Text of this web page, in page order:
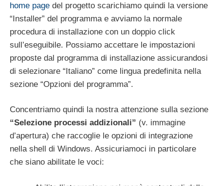
home page del progetto scarichiamo quindi la versione
“Installer” del programma e avviamo la normale
procedura di installazione con un doppio click
sull’eseguibile. Possiamo accettare le impostazioni
proposte dal programma di installazione assicurandosi
di selezionare “Italiano” come lingua predefinita nella
sezione “Opzioni del programma”.
Concentriamo quindi la nostra attenzione sulla sezione
“Selezione processi addizionali” (v. immagine
d’apertura) che raccoglie le opzioni di integrazione
nella shell di Windows. Assicuriamoci in particolare
che siano abilitate le voci: